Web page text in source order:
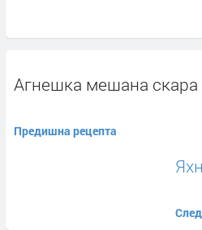
Агнешка мешана скара
Предишна рецепта